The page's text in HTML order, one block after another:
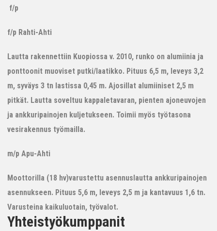
f/p
f/p Rahti-Ahti
Lautta rakennettiin Kuopiossa v. 2010, runko on alumiinia ja
ponttoonit muoviset putki/laatikko. Pituus 6,5 m, leveys 3,2
m, syväys 3 tn lastissa 0,45 m. Ajosillat alumiiniset 2,5 m
pitkät. Lautta soveltuu kappaletavaran, pienten ajoneuvojen
ja ankkuripainojen kuljetukseen. Toimii myös työtasona
vesirakennus työmailla.
m/p Apu-Ahti
Moottorilla (18 hv)varustettu asennuslautta ankkuripainojen
asennukseen. Pituus 5,6 m, leveys 2,5 m ja kantavuus 1,6 tn.
Varusteina kaikuluotain, työvalot.
Yhteistyökumppanit